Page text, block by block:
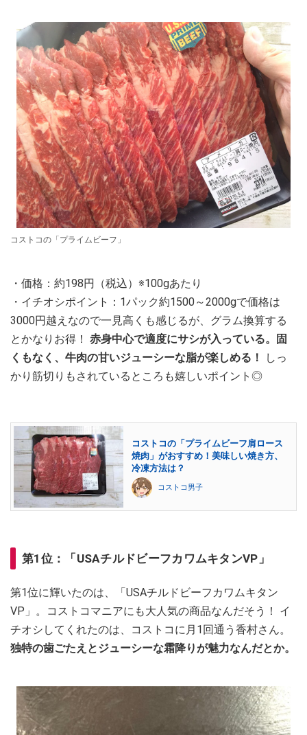
コストコの「プライムビーフ」
・価格：約198円（税込）※100gあたり
・イチオシポイント：1パック約1500～2000gで価格は
3000円越えなので一見高くも感じるが、グラム換算する
とかなりお得！ 赤身中心で適度にサシが入っている。固
くもなく、牛肉の甘いジューシーな脂が楽しめる！
しっ
かり筋切りもされているところも嬉しいポイント◎
コストコの「プライムビーフ肩ロース
焼肉」がおすすめ！美味しい焼き方、
冷凍方法は？
コストコ男子
第1位：「USAチルドビーフカワムキタンVP」
第1位に輝いたのは、「USAチルドビーフカワムキタン
VP」。コストコマニアにも大人気の商品なんだそう！ イ
チオシしてくれたのは、コストコに月1回通う香村さん。
独特の歯ごたえとジューシーな霜降りが魅力なんだとか。